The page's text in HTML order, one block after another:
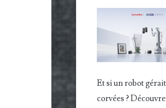
Et si un robot
corvées ?